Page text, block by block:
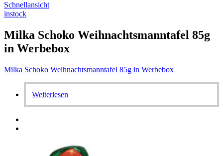
Schnellansicht
instock
Milka Schoko Weihnachtsmanntafel 85g
in Werbebox
Milka Schoko Weihnachtsmanntafel 85g in Werbebox
Weiterlesen